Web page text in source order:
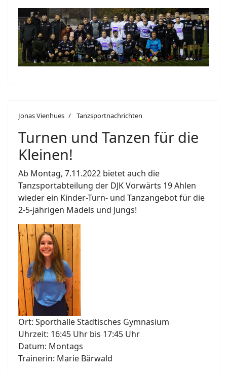
Jonas Vienhues Tanzsportnachrichten
Turnen und Tanzen für die
Kleinen!
Ab Montag, 7.11.2022 bietet auch die
Tanzsportabteilung der DJK Vorwärts 19 Ahlen
wieder ein Kinder-Turn- und Tanzangebot für die
2-5-jährigen Mädels und Jungs!
Ort: Sporthalle Städtisches Gymnasium
Uhrzeit: 16:45 Uhr bis 17:45 Uhr
Datum: Montags
Trainerin: Marie Bärwald